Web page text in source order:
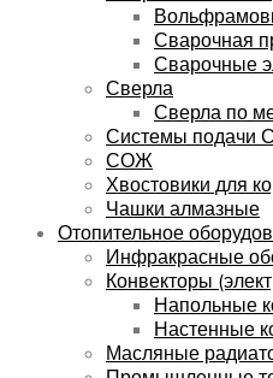
Сварочная
Сварочные
Сверла
Сверла по
Системы подачи
СОЖ
Хвостовики для
Чашки алмазные
Отопительное
Инфракрасные
Конвекторы
Напольные
Настенные
Масляные